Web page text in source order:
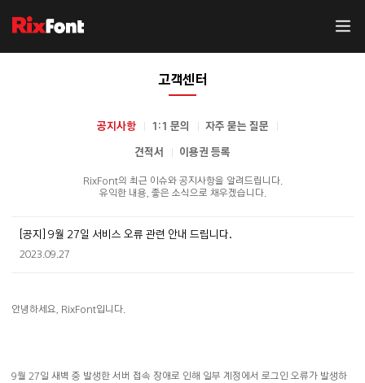
고객센터
공지사항 1:1 문의 자주 묻는 질문
견적서 이용권 등록
RixFont의 최근 이슈와 공지사항을 알려드립니다.
유익한 내용, 좋은 소식으로 채우겠습니다.
[공지] 9월 27일 서비스 오류 관련 안내 드립니다.
2023.09.27
안녕하세요, RixFont입니다.
9월 27일 새벽 중 발생한 서버 접속 장애로 인해 일부 계정에서 로그인 오류가 발생하